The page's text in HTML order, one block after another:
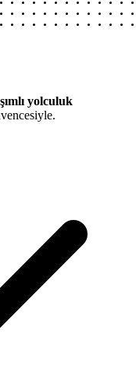
yolculuk